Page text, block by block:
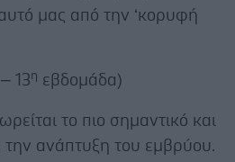
μας από την ‘κορυφή
– 13η εβδομάδα)
το πιο σημαντικό και
την ανάπτυξη του εμβρύου.